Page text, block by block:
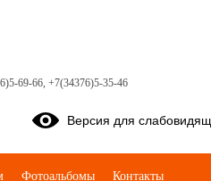
69-66, +7(34376)5-35-46
Версия для
Фотоальбомы Контакты